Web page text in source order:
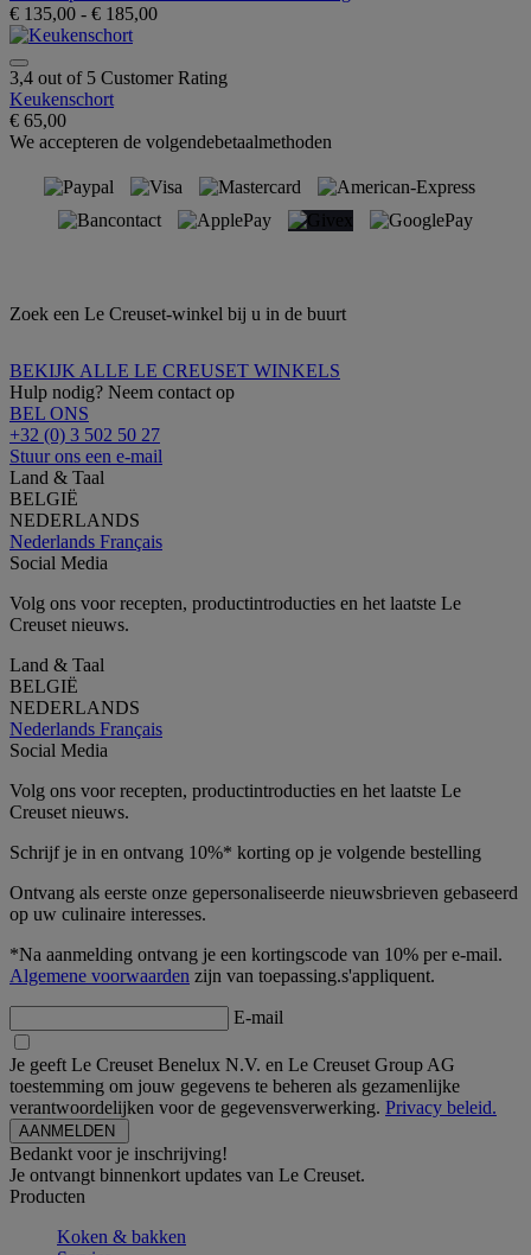
€ 135,00 - € 185,00
3,4 out of 5 Customer Rating
Keukenschort
€ 65,00
We accepteren de volgendebetaalmethoden
Zoek een Le Creuset-winkel bij u in de buurt
BEKIJK ALLE LE CREUSET WINKELS
Hulp nodig? Neem contact op
BEL ONS
+32 (0) 3 502 50 27
Stuur ons een e-mail
Land & Taal
BELGIË
NEDERLANDS
Nederlands Français
Social Media
Volg ons voor recepten, productintroducties en het laatste Le
Creuset nieuws.
Land & Taal
BELGIË
NEDERLANDS
Nederlands Français
Social Media
Volg ons voor recepten, productintroducties en het laatste Le
Creuset nieuws.
Schrijf je in en ontvang 10%* korting op je volgende bestelling
Ontvang als eerste onze gepersonaliseerde nieuwsbrieven gebaseerd
op uw culinaire interesses.
*Na aanmelding ontvang je een kortingscode van 10% per e-mail.
Algemene voorwaarden zijn van toepassing.s'appliquent.
E-mail
Je geeft Le Creuset Benelux N.V. en Le Creuset Group AG
toestemming om jouw gegevens te beheren als gezamenlijke
verantwoordelijken voor de gegevensverwerking. Privacy beleid.
Bedankt voor je inschrijving!
Je ontvangt binnenkort updates van Le Creuset.
Producten
Koken & bakken